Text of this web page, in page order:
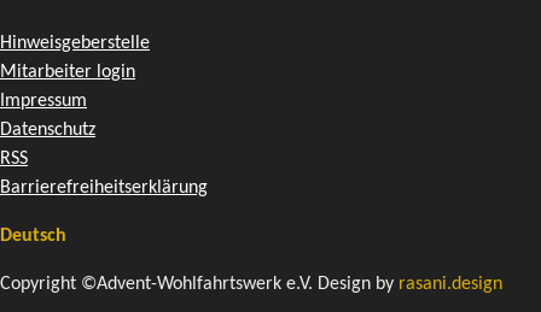
Hinweisgeberstelle
Mitarbeiter login
Impressum
Datenschutz
RSS
Barrierefreiheitserklärung
Deutsch
Copyright ©Advent-Wohlfahrtswerk e.V. Design by rasani.design